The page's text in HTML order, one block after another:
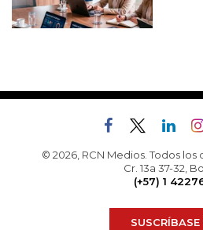
© 2026, RCN Medios. Todos
Cr. 13a 37-32,
(+57) 1
SUSCRÍBASE